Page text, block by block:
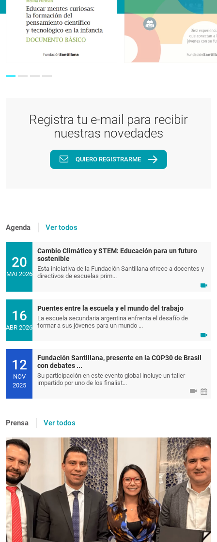
Registra tu e-mail para recibir
nuestras novedades
QUIERO REGISTRARME
Agenda Ver todos
20
MAI 2026
Cambio Climático y STEM: Educación para un futuro
sostenible
Esta iniciativa de la Fundación Santillana ofrece a docentes y
directivos de escuelas prim...
16
ABR 2026
Puentes entre la escuela y el mundo del trabajo
La escuela secundaria argentina enfrenta el desafío de
formar a sus jóvenes para un mundo ...
12
NOV
2025
Fundación Santillana, presente en la COP30 de Brasil
con debates ...
Su participación en este evento global incluye un taller
impartido por uno de los finalist...
Prensa Ver todos